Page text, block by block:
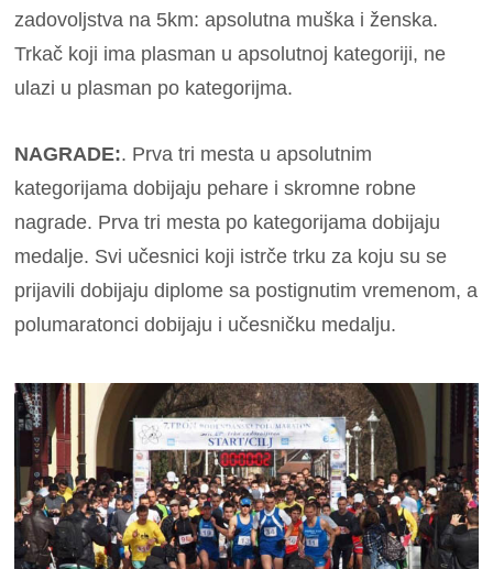
zadovoljstva na 5km: apsolutna muška i ženska.
Trkač koji ima plasman u apsolutnoj kategoriji, ne
ulazi u plasman po kategorijma.
NAGRADE:. Prva tri mesta u apsolutnim
kategorijama dobijaju pehare i skromne robne
nagrade. Prva tri mesta po kategorijama dobijaju
medalje. Svi učesnici koji istrče trku za koju su se
prijavili dobijaju diplome sa postignutim vremenom, a
polumaratonci dobijaju i učesničku medalju.